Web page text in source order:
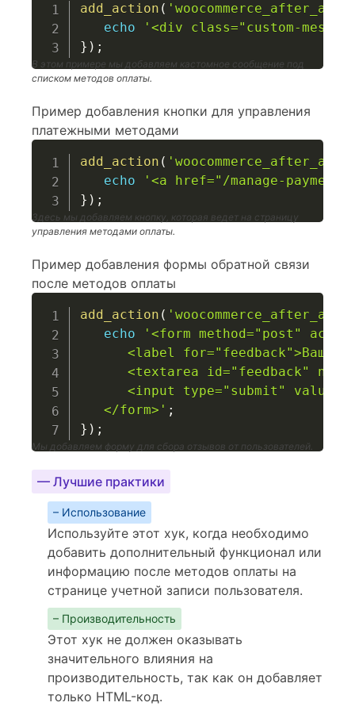
add_action (
echo
'<div class="custom-
} ) ;
В этом примере мы добавляем кастомное сообщение под
списком методов оплаты.
Пример добавления кнопки для управления
платежными методами
add_action (
echo
'<a href="/manage-
} ) ;
Здесь мы добавляем кнопку, которая ведет на страницу
управления методами оплаты.
Пример добавления формы обратной связи
после методов оплаты
add_action (
echo
'<form method="post"
<label for="feedback">Ваш
<textarea id="feedback"
<input type="submit"
   </form>'
;
} ) ;
Мы добавляем форму для сбора отзывов от пользователей.
— Лучшие практики
– Использование
Используйте этот хук, когда необходимо
добавить дополнительный функционал или
информацию после методов оплаты на
странице учетной записи пользователя.
– Производительность
Этот хук не должен оказывать
значительного влияния на
производительность, так как он добавляет
только HTML-код.